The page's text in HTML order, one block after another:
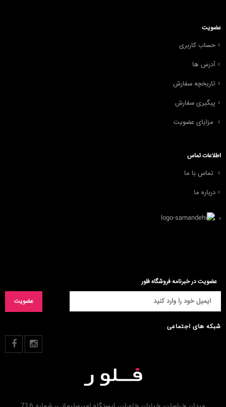
عضویت
حساب کاربری
آدرس ها
تاریخچه سفارش
پیگیری سفارش
مزایای عضویت
اطلاعات تماس
تماس با ما
درباره ما
عضویت در خبرنامه فروشگاه فلور
شبکه های اجتماعی